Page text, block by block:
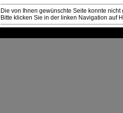
Die von Ihnen gewünschte Seite konnte nicht
Bitte klicken Sie in der linken Navigation auf